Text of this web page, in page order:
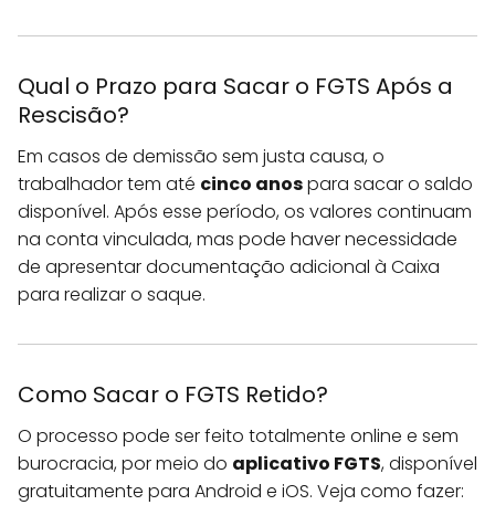
Qual o Prazo para Sacar o FGTS Após a
Rescisão?
Em casos de demissão sem justa causa, o
trabalhador tem até cinco anospara sacar o saldo
disponível. Após esse período, os valores continuam
na conta vinculada, mas pode haver necessidade
de apresentar documentação adicional à Caixa
para realizar o saque.
Como Sacar o FGTS Retido?
O processo pode ser feito totalmente online e sem
burocracia, por meio do aplicativo FGTS, disponível
gratuitamente para Android e iOS. Veja como fazer: